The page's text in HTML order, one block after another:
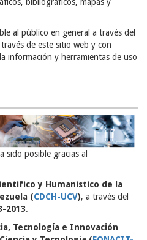
al público en general a través del
de este sitio web y con
información y herramientas de uso
sido posible gracias al
y Humanístico de la
(CDCH-UCV), a través del
2013.
Tecnología e Innovación